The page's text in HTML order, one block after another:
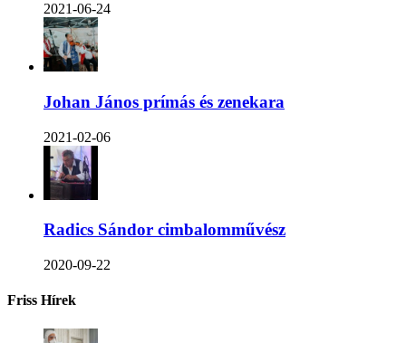
2021-06-24
Johan János prímás és zenekara
2021-02-06
Radics Sándor cimbalomművész
2020-09-22
Friss Hírek